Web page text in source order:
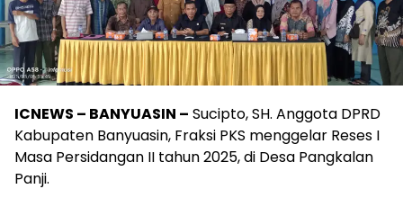
ICNEWS – BANYUASIN – Sucipto, SH. Anggota DPRD
Kabupaten Banyuasin, Fraksi PKS menggelar Reses I
Masa Persidangan II tahun 2025, di Desa Pangkalan
Panji.